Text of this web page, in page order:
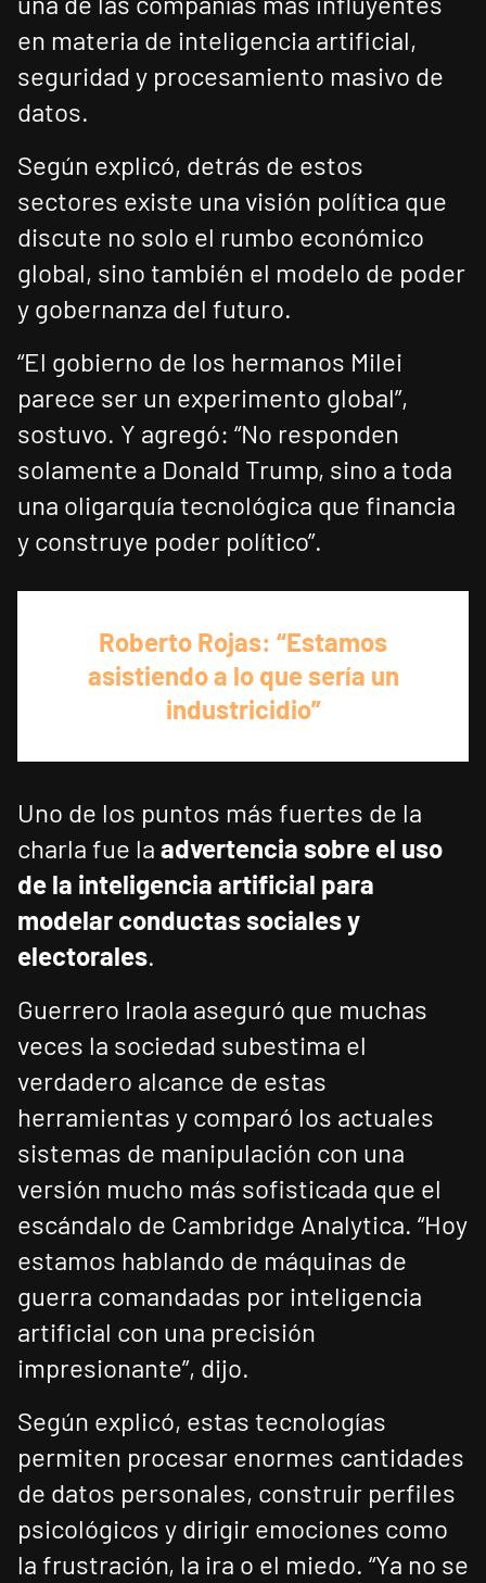
en materia de inteligencia artificial,
seguridad y procesamiento masivo de
datos.
Según explicó, detrás de estos
sectores existe una visión política que
discute no solo el rumbo económico
global, sino también el modelo de poder
y gobernanza del futuro.
“El gobierno de los hermanos Milei
parece ser un experimento global”,
sostuvo. Y agregó: “No responden
solamente a Donald Trump, sino a toda
una oligarquía tecnológica que financia
y construye poder político”.
Roberto Rojas: “Estamos
asistiendo a lo que sería un
industricidio”
Uno de los puntos más fuertes de la
charla fue la advertencia sobre el uso
de la inteligencia artificial para
modelar conductas sociales y
electorales.
Guerrero Iraola aseguró que muchas
veces la sociedad subestima el
verdadero alcance de estas
herramientas y comparó los actuales
sistemas de manipulación con una
versión mucho más sofisticada que el
escándalo de Cambridge Analytica. “Hoy
estamos hablando de máquinas de
guerra comandadas por inteligencia
artificial con una precisión
impresionante”, dijo.
Según explicó, estas tecnologías
permiten procesar enormes cantidades
de datos personales, construir perfiles
psicológicos y dirigir emociones como
la frustración, la ira o el miedo. “Ya no se